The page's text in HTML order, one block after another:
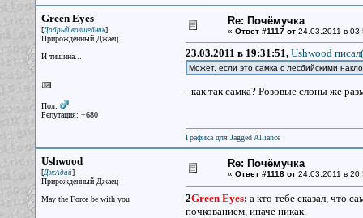
Green Eyes
[Добрый волшебник]
Прирожденный Джаец
И тишина...
Пол:
Репутация: +680
Re: Почёмучка
« Ответ #1117 от24.03.2011 в
23.03.2011 в 19:31:51, Ushwood
Может, если это самка с лесбийскими
- как так самка? Розовые слоны же
Графика для Jagged Alliance
Ushwood
[ДжАдай]
Прирожденный Джаец
May the Force be with you
Re: Почёмучка
« Ответ #1118 от24.03.2011 в
2Green Eyes: а кто тебе сказал, что
почкованием, иначе никак.